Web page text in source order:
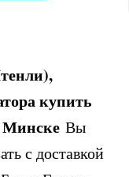
купить
Минске Вы
с доставкой